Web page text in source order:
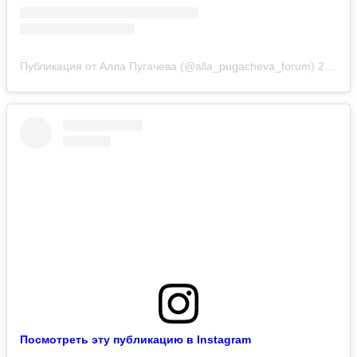
Публикация от Алла Пугачева (@alla_pugacheva_forum) 20 Янв 2019 в 10:42 PST
Посмотреть эту публикацию в Instagram